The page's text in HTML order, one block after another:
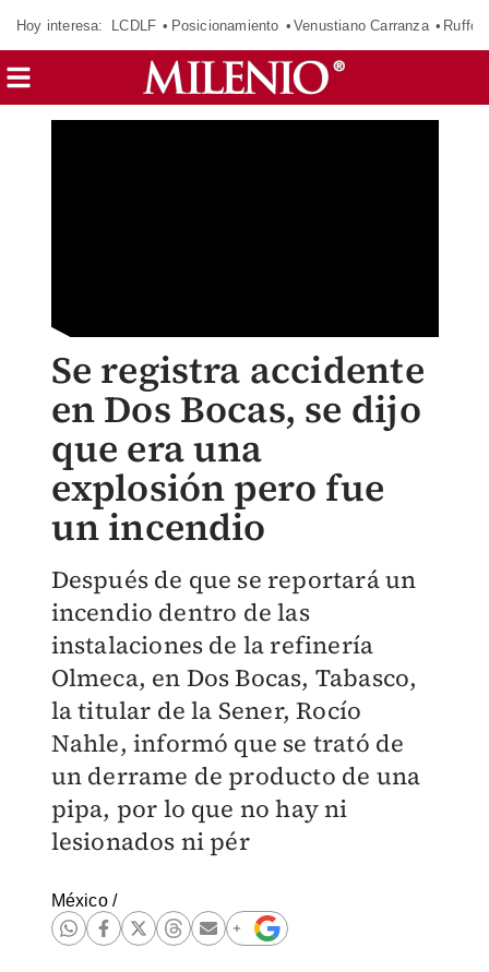
Hoy interesa: LCDLF Posicionamiento Venustiano Carranza Ruffo
Se registra accidente
en Dos Bocas, se dijo
que era una
explosión pero fue
un incendio
Después de que se reportará un
incendio dentro de las
instalaciones de la refinería
Olmeca, en Dos Bocas, Tabasco,
la titular de la Sener, Rocío
Nahle, informó que se trató de
un derrame de producto de una
pipa, por lo que no hay ni
lesionados ni pér
México/